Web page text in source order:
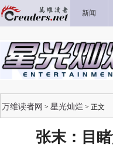
新闻
万维读者网 > 星光灿烂 > 正文
张末：目